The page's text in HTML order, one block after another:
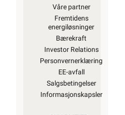
Våre partner
Fremtidens
energiløsninger
Bærekraft
Investor Relations
Personvernerklæring
EE-avfall
Salgsbetingelser
Informasjonskapsler